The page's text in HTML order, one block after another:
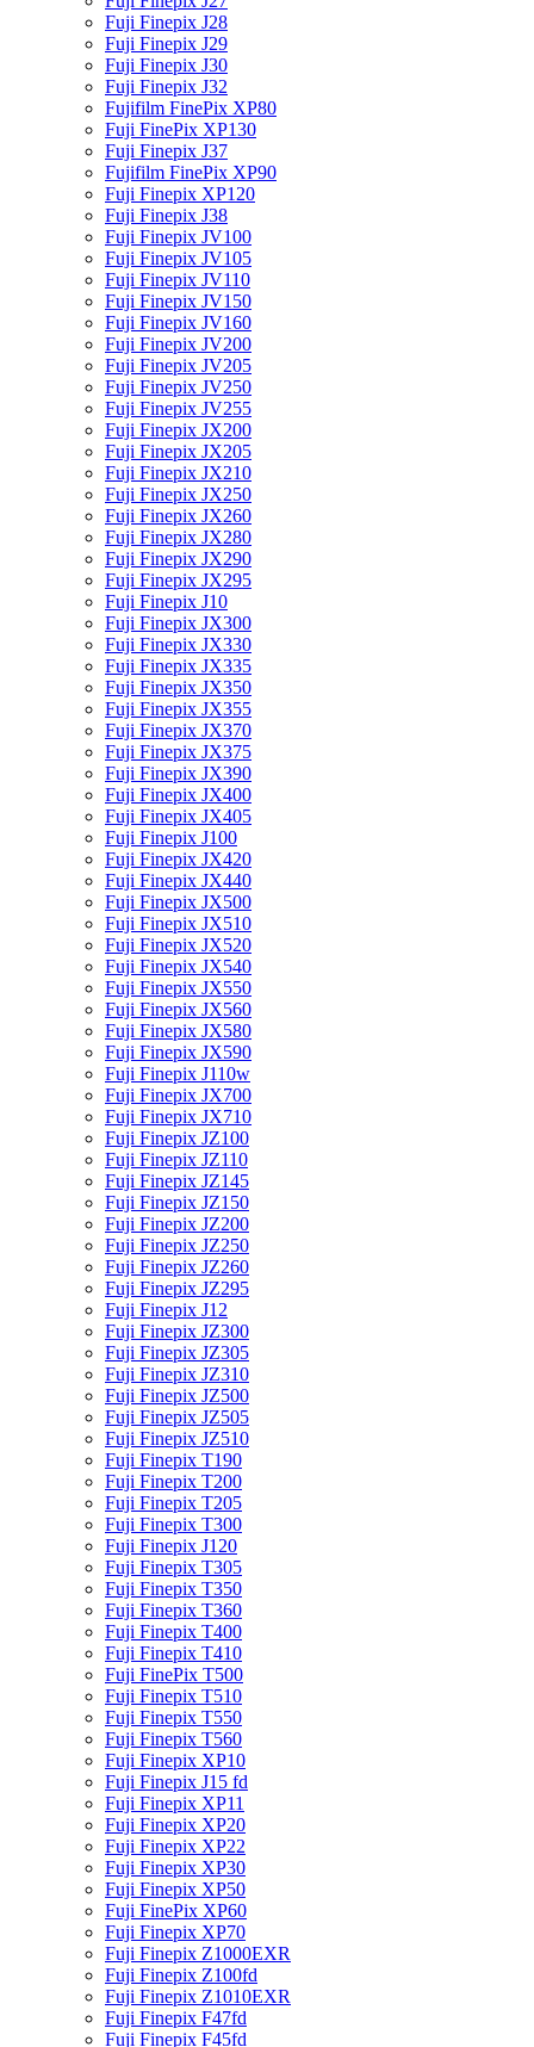
Fuji Finepix J28
Fuji Finepix J29
Fuji Finepix J30
Fuji Finepix J32
Fujifilm FinePix XP80
Fuji FinePix XP130
Fuji Finepix J37
Fujifilm FinePix XP90
Fuji Finepix XP120
Fuji Finepix J38
Fuji Finepix JV100
Fuji Finepix JV105
Fuji Finepix JV110
Fuji Finepix JV150
Fuji Finepix JV160
Fuji Finepix JV200
Fuji Finepix JV205
Fuji Finepix JV250
Fuji Finepix JV255
Fuji Finepix JX200
Fuji Finepix JX205
Fuji Finepix JX210
Fuji Finepix JX250
Fuji Finepix JX260
Fuji Finepix JX280
Fuji Finepix JX290
Fuji Finepix JX295
Fuji Finepix J10
Fuji Finepix JX300
Fuji Finepix JX330
Fuji Finepix JX335
Fuji Finepix JX350
Fuji Finepix JX355
Fuji Finepix JX370
Fuji Finepix JX375
Fuji Finepix JX390
Fuji Finepix JX400
Fuji Finepix JX405
Fuji Finepix J100
Fuji Finepix JX420
Fuji Finepix JX440
Fuji Finepix JX500
Fuji Finepix JX510
Fuji Finepix JX520
Fuji Finepix JX540
Fuji Finepix JX550
Fuji Finepix JX560
Fuji Finepix JX580
Fuji Finepix JX590
Fuji Finepix J110w
Fuji Finepix JX700
Fuji Finepix JX710
Fuji Finepix JZ100
Fuji Finepix JZ110
Fuji Finepix JZ145
Fuji Finepix JZ150
Fuji Finepix JZ200
Fuji Finepix JZ250
Fuji Finepix JZ260
Fuji Finepix JZ295
Fuji Finepix J12
Fuji Finepix JZ300
Fuji Finepix JZ305
Fuji Finepix JZ310
Fuji Finepix JZ500
Fuji Finepix JZ505
Fuji Finepix JZ510
Fuji Finepix T190
Fuji Finepix T200
Fuji Finepix T205
Fuji Finepix T300
Fuji Finepix J120
Fuji Finepix T305
Fuji Finepix T350
Fuji Finepix T360
Fuji Finepix T400
Fuji Finepix T410
Fuji FinePix T500
Fuji Finepix T510
Fuji Finepix T550
Fuji Finepix T560
Fuji Finepix XP10
Fuji Finepix J15 fd
Fuji Finepix XP11
Fuji Finepix XP20
Fuji Finepix XP22
Fuji Finepix XP30
Fuji Finepix XP50
Fuji FinePix XP60
Fuji Finepix XP70
Fuji Finepix Z1000EXR
Fuji Finepix Z100fd
Fuji Finepix Z1010EXR
Fuji Finepix F47fd
Fuji Finepix F45fd